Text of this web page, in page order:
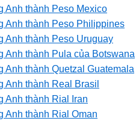
Anh thành Peso Mexico
Anh thành Peso Philippines
Anh thành Peso Uruguay
Anh thành Pula của Botswana
Anh thành Quetzal Guatemala
Anh thành Real Brasil
Anh thành Rial Iran
Anh thành Rial Oman